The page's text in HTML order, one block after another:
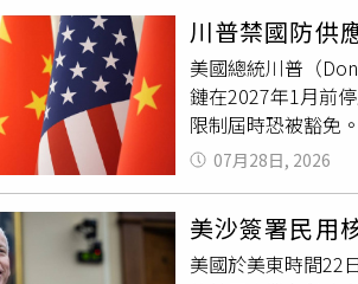
81%大幅下降。雖
指出，另有愈來愈
的台灣爸爸，話不
呼當年阿弟的好身
「Uber叫車員」，
自己的育兒哲學：
女兒的溫馨心聲。
川普禁國防供
美國總統川普（
鏈在2027年1月前
限制屆時恐被豁免
投入數百億美元資
規，國防產業與
伊朗或北韓採購
滿足需求，政府經
類豁免措施：「所
07月28日, 2026
美沙簽署民用
美國於美東時間22